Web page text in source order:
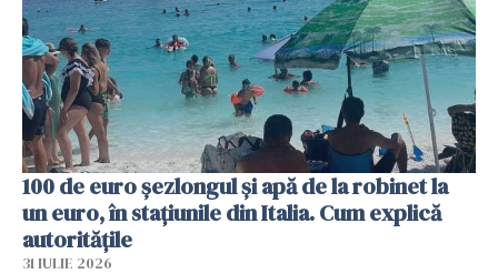
100 de euro șezlongul și apă de la robinet la
un euro, în stațiunile din Italia. Cum explică
autoritățile
31 IULIE 2026